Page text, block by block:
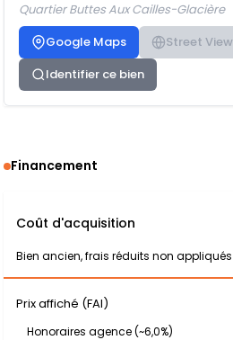
Quartier Buttes Aux Cailles-Glacière
Google Maps
Street View
Identifier ce bien
Financement
Coût d'acquisition
Bien ancien, frais réduits non appliqués
Prix affiché (FAI)
Honoraires agence (~6,0%)